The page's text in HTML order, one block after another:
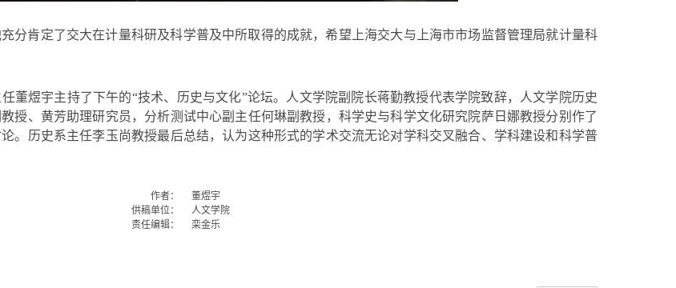
分肯定了交大在计量科研及科学普及中所取得的成就，希望上海交大与上海市市场监督管理局就计量科
董煜宇主持了下午的“技术、历史与文化”论坛。人文学院副院长蒋勤教授代表学院致辞，人文学院历史
授、黄芳助理研究员，分析测试中心副主任何琳副教授，科学史与科学文化研究院萨日娜教授分别作了
。历史系主任李玉尚教授最后总结，认为这种形式的学术交流无论对学科交叉融合、学科建设和科学普
作者：
董煜宇
供稿单位：
人文学院
责任编辑：
栾金乐